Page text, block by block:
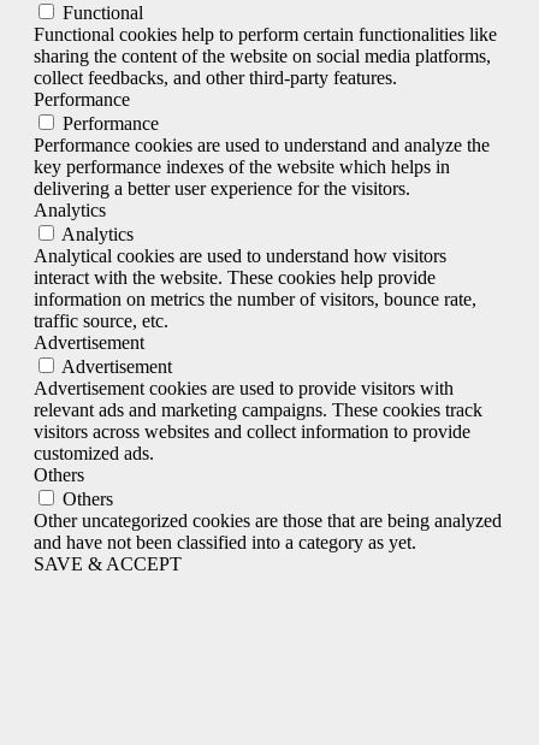
Functional
Functional cookies help to perform certain functionalities like
sharing the content of the website on social media platforms,
collect feedbacks, and other third-party features.
Performance
Performance
Performance cookies are used to understand and analyze the
key performance indexes of the website which helps in
delivering a better user experience for the visitors.
Analytics
Analytics
Analytical cookies are used to understand how visitors
interact with the website. These cookies help provide
information on metrics the number of visitors, bounce rate,
traffic source, etc.
Advertisement
Advertisement
Advertisement cookies are used to provide visitors with
relevant ads and marketing campaigns. These cookies track
visitors across websites and collect information to provide
customized ads.
Others
Others
Other uncategorized cookies are those that are being analyzed
and have not been classified into a category as yet.
SAVE & ACCEPT